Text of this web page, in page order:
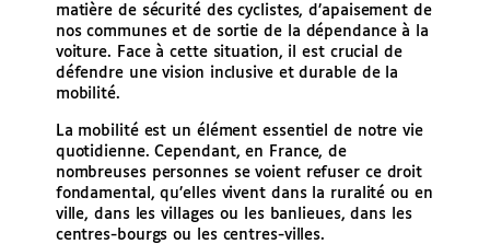
matière de sécurité des cyclistes, d’apaisement de
nos communes et de sortie de la dépendance à la
voiture. Face à cette situation, il est crucial de
défendre une vision inclusive et durable de la
mobilité.
La mobilité est un élément essentiel de notre vie
quotidienne. Cependant, en France, de
nombreuses personnes se voient refuser ce droit
fondamental, qu’elles vivent dans la ruralité ou en
ville, dans les villages ou les banlieues, dans les
centres-bourgs ou les centres-villes.